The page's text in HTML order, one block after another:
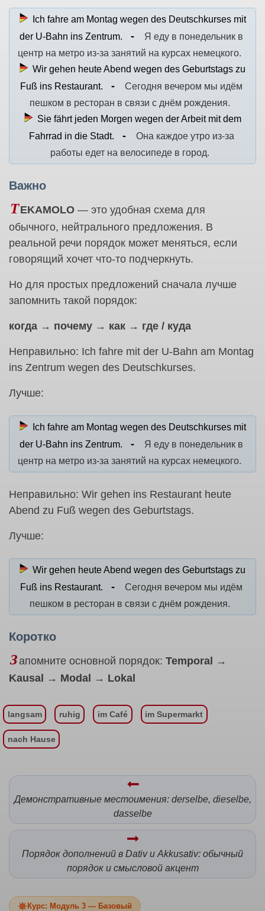
Ich fahre am Montag wegen des Deutschkurses mit
der U-Bahn ins Zentrum.
Я еду в понедельник в
центр на метро из-за занятий на курсах немецкого.
Wir gehen heute Abend wegen des Geburtstags zu
Fuß ins Restaurant.
Сегодня вечером мы идём
пешком в ресторан в связи с днём рождения.
Sie fährt jeden Morgen wegen der Arbeit mit dem
Fahrrad in die Stadt.
Она каждое утро из-за
работы едет на велосипеде в город.
Важно
TEKAMOLO — это удобная схема для
обычного, нейтрального предложения. В
реальной речи порядок может меняться, если
говорящий хочет что-то подчеркнуть.
Но для простых предложений сначала лучше
запомнить такой порядок:
когда → почему → как → где / куда
Неправильно: Ich fahre mit der U-Bahn am Montag
ins Zentrum wegen des Deutschkurses.
Лучше:
Ich fahre am Montag wegen des Deutschkurses mit
der U-Bahn ins Zentrum.
Я еду в понедельник в
центр на метро из-за занятий на курсах немецкого.
Неправильно: Wir gehen ins Restaurant heute
Abend zu Fuß wegen des Geburtstags.
Лучше:
Wir gehen heute Abend wegen des Geburtstags zu
Fuß ins Restaurant.
Сегодня вечером мы идём
пешком в ресторан в связи с днём рождения.
Коротко
Запомните основной порядок: Temporal →
Kausal → Modal → Lokal
langsam ruhig im Café im Supermarkt
nach Hause
Демонстративные местоимения: derselbe, dieselbe,
dasselbe
Порядок дополнений в Dativ и Akkusativ: обычный
порядок и смысловой акцент
Курс: Модуль 3 — Базовый